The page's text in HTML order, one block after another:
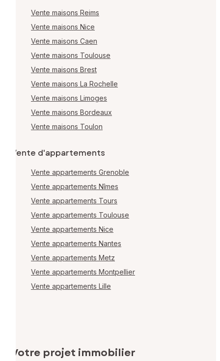
Vente maisons Reims
Vente maisons Nice
Vente maisons Caen
Vente maisons Toulouse
Vente maisons Brest
Vente maisons La Rochelle
Vente maisons Limoges
Vente maisons Bordeaux
Vente maisons Toulon
Vente d'appartements
Vente appartements Grenoble
Vente appartements Nîmes
Vente appartements Tours
Vente appartements Toulouse
Vente appartements Nice
Vente appartements Nantes
Vente appartements Metz
Vente appartements Montpellier
Vente appartements Lille
Votre projet immobilier